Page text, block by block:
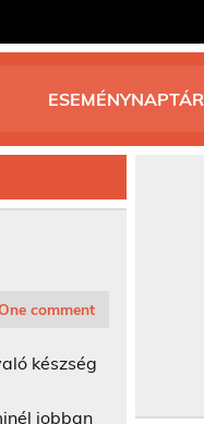
ESEMÉNYNAPTÁR
comment
készség
jobban